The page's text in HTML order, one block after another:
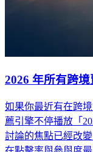
2026 年所有跨
如果你最近有在跨
薦引擎不停播放「
討論的焦點已經改